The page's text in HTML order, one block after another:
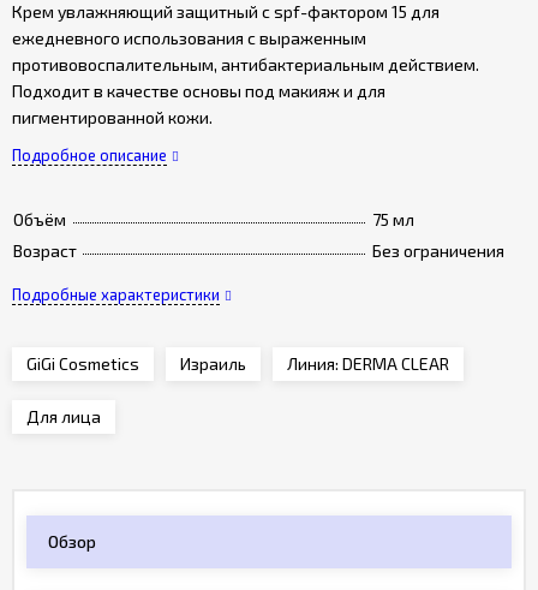
Крем увлажняющий защитный с spf-фактором 15 для
ежедневного использования с выраженным
противовоспалительным, антибактериальным действием.
Подходит в качестве основы под макияж и для
пигментированной кожи.
Подробное описание
Объём
75 мл
Возраст
Без ограничения
Подробные характеристики
GiGi Cosmetics Израиль Линия: DERMA CLEAR
Для лица
Обзор